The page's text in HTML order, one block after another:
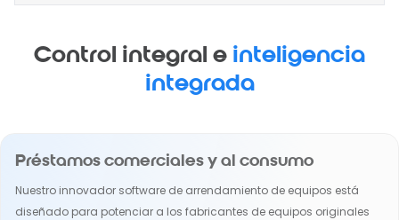
Control integral e inteligencia
integrada
Préstamos comerciales y al consumo
Nuestro innovador software de arrendamiento de equipos está
diseñado para potenciar a los fabricantes de equipos originales